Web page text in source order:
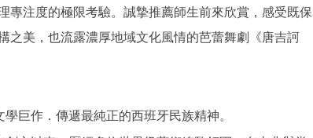
專注度的極限考驗。誠摯推薦師生前來欣賞，感受既保
之美，也流露濃厚地域文化風情的芭蕾舞劇《唐吉訶
巨作．傳遞最純正的西班牙民族精神。